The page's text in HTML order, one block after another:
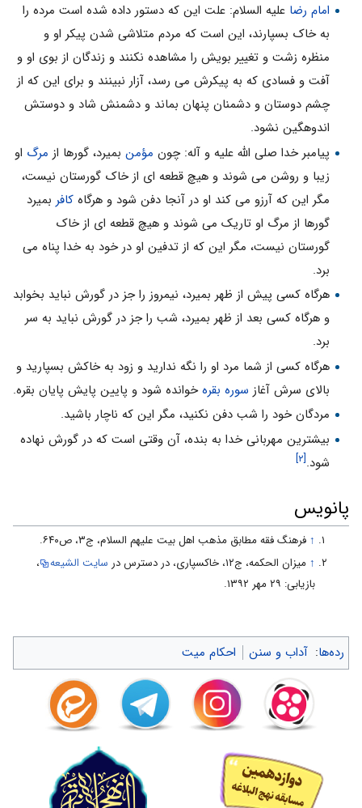
امام رضا علیه السلام: علت این که دستور داده شده است مرده را
به خاک بسپارند، این است که مردم متلاشى شدن پیکر او و
منظره زشت و تغییر بویش را مشاهده نکنند و زندگان از بوى او و
آفت و فسادى که به پیکرش مى رسد، آزار نبینند و براى این که از
چشم دوستان و دشمنان پنهان بماند و دشمنش شاد و دوستش
اندوهگین نشود.
پیامبر خدا صلی الله علیه و آله: چون مؤمنبمیرد، گورها از مرگ او
زیبا و روشن مى شوند و هیچ قطعه اى از خاک گورستان نیست،
مگر این که آرزو مى کند او در آنجا دفن شود و هرگاه کافر بمیرد
گورها از مرگ او تاریک مى شوند و هیچ قطعه اى از خاک
گورستان نیست، مگر این که از تدفین او در خود به خدا پناه مى
برد.
هرگاه کسى پیش از ظهر بمیرد، نیمروز را جز در گورش نباید بخوابد
و هرگاه کسى بعد از ظهر بمیرد، شب را جز در گورش نباید به سر
برد.
هرگاه کسى از شما مرد او را نگه ندارید و زود به خاکش بسپارید و
بالاى سرش آغاز سوره بقرهخوانده شود و پایین پایش پایان بقره.
مردگان خود را شب دفن نکنید، مگر این که ناچار باشید.
بیشترین مهربانى خدا به بنده، آن وقتى است که در گورش نهاده
شود.[۲]
پانویس
↑ فرهنگ فقه مطابق مذهب اهل بیت علیهم السلام، ج‌۳، ص۶۴۰.
↑ میزان الحکمه، ج۱۲، خاکسپاری، در دسترس در سایت الشیعه
،
بازیابی: ۲۹ مهر ۱۳۹۲.
رده‌ها: آداب و سنن احکام میت